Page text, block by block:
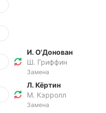
И. О'Донован
Ш. Гриффин
Замена
Л. Кёртин
М. Кэрролл
Замена